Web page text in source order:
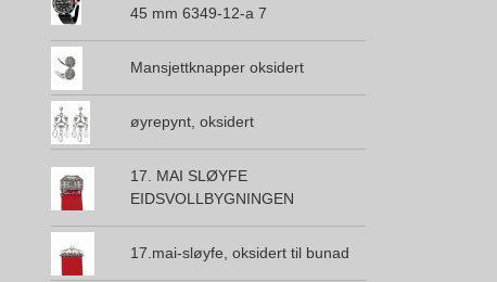
45 mm 6349-12-a 7
Mansjettknapper oksidert
øyrepynt, oksidert
17. MAI SLØYFE
EIDSVOLLBYGNINGEN
17.mai-sløyfe, oksidert til bunad